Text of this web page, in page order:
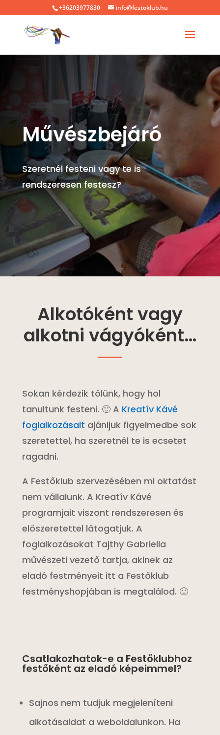
+36203977830 info@festoklub.hu
Művészbejáró
Szeretnél festeni vagy te is
rendszeresen festesz?
Alkotóként vagy
alkotni vágyóként…
Sokan kérdezik tőlünk, hogy hol
tanultunk festeni. 🙂 A Kreatív Kávé
foglalkozásait ajánljuk figyelmedbe sok
szeretettel, ha szeretnél te is ecsetet
ragadni.
A Festőklub szervezésében mi oktatást
nem vállalunk. A Kreatív Kávé
programjait viszont rendszeresen és
előszeretettel látogatjuk. A
foglalkozásokat Tajthy Gabriella
művészeti vezető tartja, akinek az
eladó festményeit itt a Festőklub
festményshopjában is megtalálod. 🙂
Csatlakozhatok-e a Festőklubhoz
festőként az eladó képeimmel?
Sajnos nem tudjuk megjeleníteni
alkotásaidat a weboldalunkon. Ha